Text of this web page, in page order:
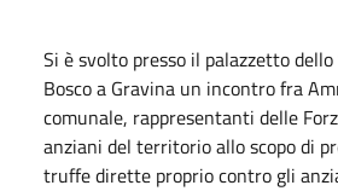
Si è svolto presso il palazzetto
Bosco a Gravina un incontro fra
comunale, rappresentanti delle
anziani del territorio allo scopo di
truffe dirette proprio contro gli